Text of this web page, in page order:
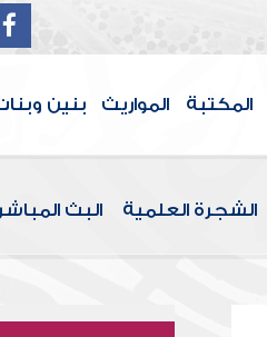
المكتبة المواريث بنين
الشجرة العلمية البث المباشر